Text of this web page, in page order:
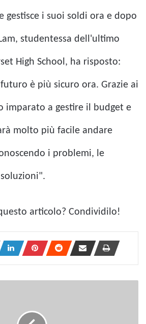
gestisce i suoi soldi ora e dopo
studentessa dell'ultimo
High School, ha risposto:
è più sicuro ora. Grazie ai
imparato a gestire il budget e
molto più facile andare
i problemi, le
articolo? Condividilo!